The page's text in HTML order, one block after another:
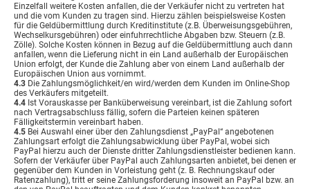
Einzelfall weitere Kosten anfallen, die der Verkäufer nicht zu vertreten hat
und die vom Kunden zu tragen sind. Hierzu zählen beispielsweise Kosten
für die Geldübermittlung durch Kreditinstitute (z.B. Überweisungsgebühren,
Wechselkursgebühren) oder einfuhrrechtliche Abgaben bzw. Steuern (z.B.
Zölle). Solche Kosten können in Bezug auf die Geldübermittlung auch dann
anfallen, wenn die Lieferung nicht in ein Land außerhalb der Europäischen
Union erfolgt, der Kunde die Zahlung aber von einem Land außerhalb der
Europäischen Union aus vornimmt.
4.3 Die Zahlungsmöglichkeit/en wird/werden dem Kunden im Online-Shop
des Verkäufers mitgeteilt.
4.4 Ist Vorauskasse per Banküberweisung vereinbart, ist die Zahlung sofort
nach Vertragsabschluss fällig, sofern die Parteien keinen späteren
Fälligkeitstermin vereinbart haben.
4.5 Bei Auswahl einer über den Zahlungsdienst „PayPal“ angebotenen
Zahlungsart erfolgt die Zahlungsabwicklung über PayPal, wobei sich
PayPal hierzu auch der Dienste dritter Zahlungsdienstleister bedienen kann.
Sofern der Verkäufer über PayPal auch Zahlungsarten anbietet, bei denen er
gegenüber dem Kunden in Vorleistung geht (z. B. Rechnungskauf oder
Ratenzahlung), tritt er seine Zahlungsforderung insoweit an PayPal bzw. an